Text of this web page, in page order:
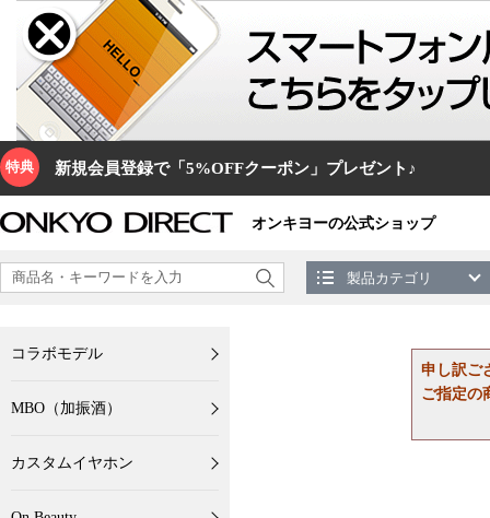
特典 新規会員登録で「5%OFFクーポン」プレゼント♪
オンキヨーの公式ショップ
製品カテゴリ
申し訳ご
ご指定の
コラボモデル
MBO（加振酒）
カスタムイヤホン